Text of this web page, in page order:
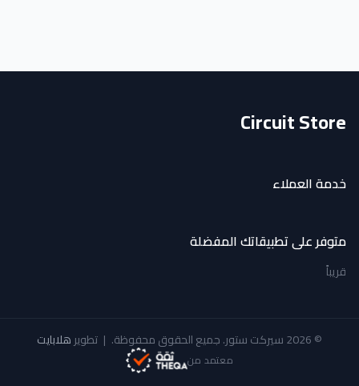
Circuit Store
خدمة العملاء
متوفر على تطبيقاتك المفضلة
قريباً
© 2026 سيركت ستور. جميع الحقوق محفوظة. | تطويرهلابايت
معتمد من